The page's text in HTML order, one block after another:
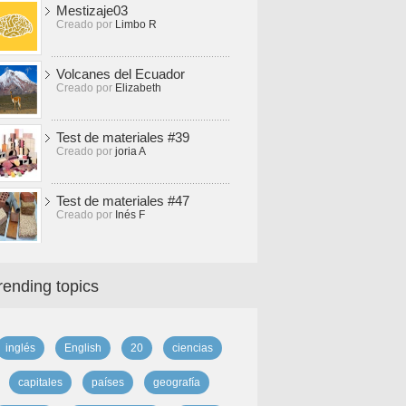
Mestizaje03
Creado por Limbo R
Volcanes del Ecuador
Creado por Elizabeth
Test de materiales #39
Creado por joria A
Test de materiales #47
Creado por Inés F
topics
inglés English 20 ciencias
capitales países geografía